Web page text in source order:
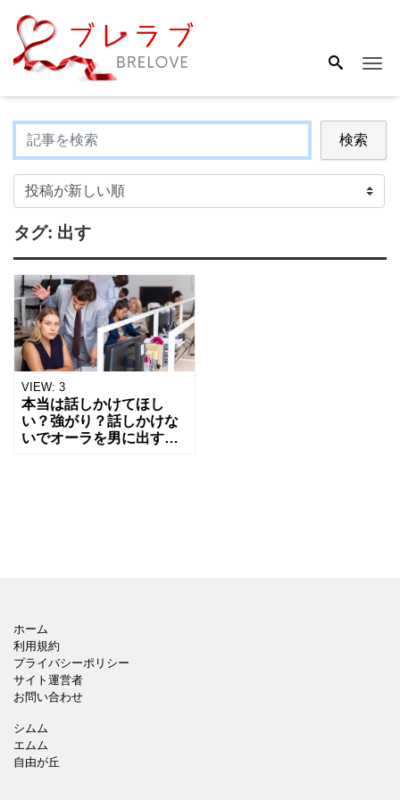
検索
タグ: 出す
VIEW: 3
本当は話しかけてほし
い？強がり？話しかけな
いでオーラを男に出す女
ホーム
利用規約
プライバシーポリシー
サイト運営者
お問い合わせ
シムム
エムム
自由が丘